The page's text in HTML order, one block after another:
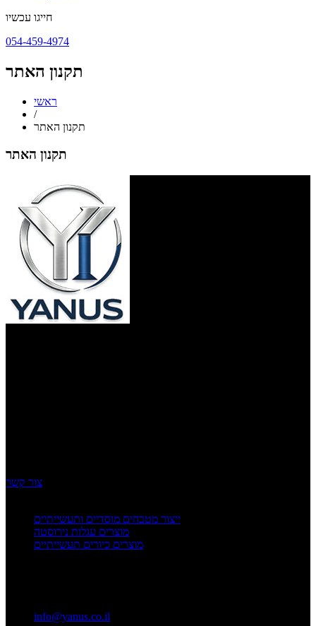
חייגו עכשיו
054-459-4974
תקנון האתר
ראשי
/
תקנון האתר
תקנון האתר
צור קשר
ייצור מטבחים מוסדיים ותעשייתיים
מוצרים עגלות נירוסטה
מוצרים כיורים תעשייתיים
info@yanus.co.il